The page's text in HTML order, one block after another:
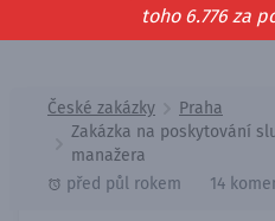
toho 6.776 za
České zakázky
Praha
Zakázka na poskytování
manažera
před půl rokem
14